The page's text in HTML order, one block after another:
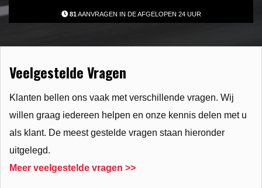
81AANVRAGEN IN DE AFGELOPEN 24 UUR
Veelgestelde Vragen
Klanten bellen ons vaak met verschillende vragen. Wij
willen graag iedereen helpen en onze kennis delen met u
als klant. De meest gestelde vragen staan hieronder
uitgelegd.
Meer veelgestelde vragen >>